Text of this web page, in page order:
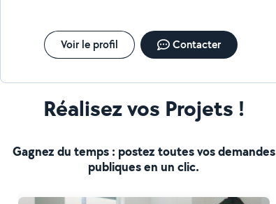
Voir le profil Contacter
Réalisez vos Projets !
Gagnez du temps : postez toutes vos demandes
publiques en un clic.